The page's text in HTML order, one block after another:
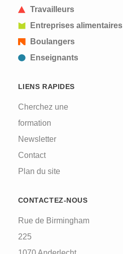
Travailleurs
Entreprises alimentaires
Boulangers
Enseignants
LIENS RAPIDES
Cherchez une
formation
Newsletter
Contact
Plan du site
CONTACTEZ-NOUS
Rue de Birmingham
225